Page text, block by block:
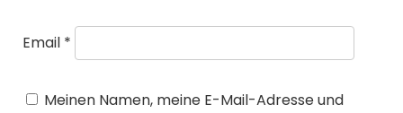
Email *
Meinen Namen, meine E-Mail-Adresse und